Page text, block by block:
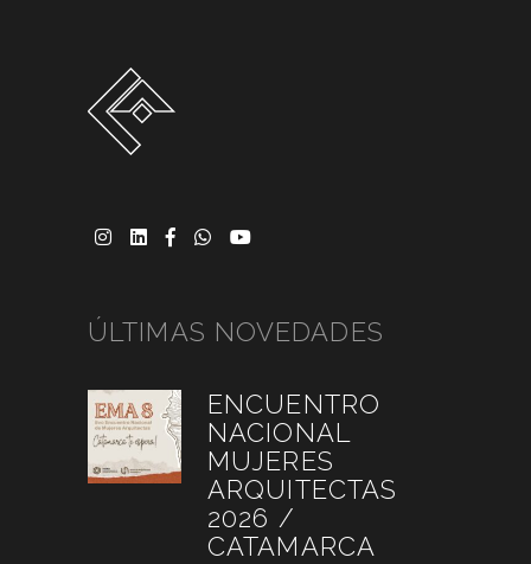
ÚLTIMAS NOVEDADES
ENCUENTRO
NACIONAL
MUJERES
ARQUITECTAS
2026 /
CATAMARCA